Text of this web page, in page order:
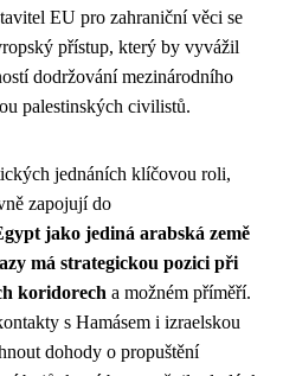
EU pro zahraniční věci se
přístup, který by vyvážil
dodržování mezinárodního
palestinských civilistů.
jednáních klíčovou roli,
zapojují do
jako jediná arabská země
má strategickou pozici při
koridorech a možném příměří.
s Hamásem i izraelskou
dohody o propuštění